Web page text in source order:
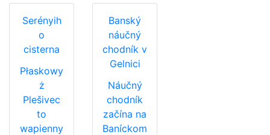
Serényih
o
cisterna
Płaskowy
ż
Plešivec
to
wapienny
Banský
náučný
chodník v
Gelnici
Náučný
chodník
začína na
Baníckom